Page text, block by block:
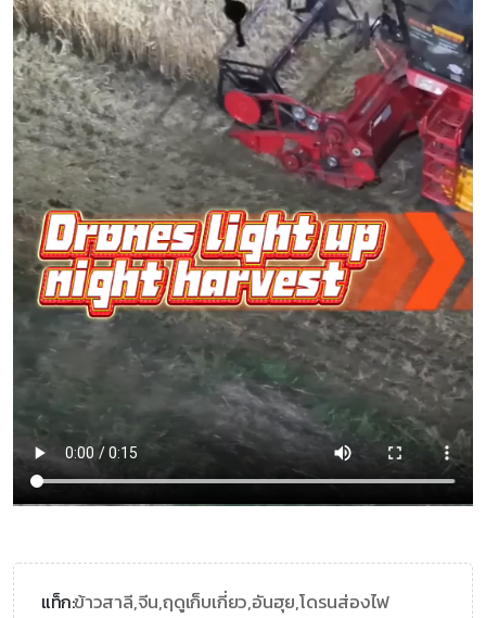
แท็ก:ข้าวสาลี,จีน,ฤดูเก็บเกี่ยว,อันฮุย,โดรนส่องไฟ